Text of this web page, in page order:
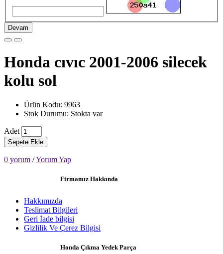
Devam
Honda cıvıc 2001-2006 silecek
kolu sol
Ürün Kodu: 9963
Stok Durumu: Stokta var
Adet
Sepete Ekle
0 yorum /Yorum Yap
Firmamız Hakkında
Hakkımızda
Teslimat Bilgileri
Geri İade bilgisi
Gizlilik Ve Çerez Bilgisi
Honda Çıkma Yedek Parça